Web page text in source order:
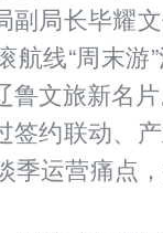
副局长毕耀
航线“周末
文旅新名片
签约联动、
季运营痛点